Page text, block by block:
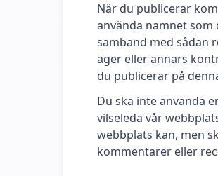
När du publicerar
använda namnet
samband med sådan
äger eller annars
du publicerar på
Du ska inte använda
vilseleda vår
webbplats kan, men
kommentarer eller